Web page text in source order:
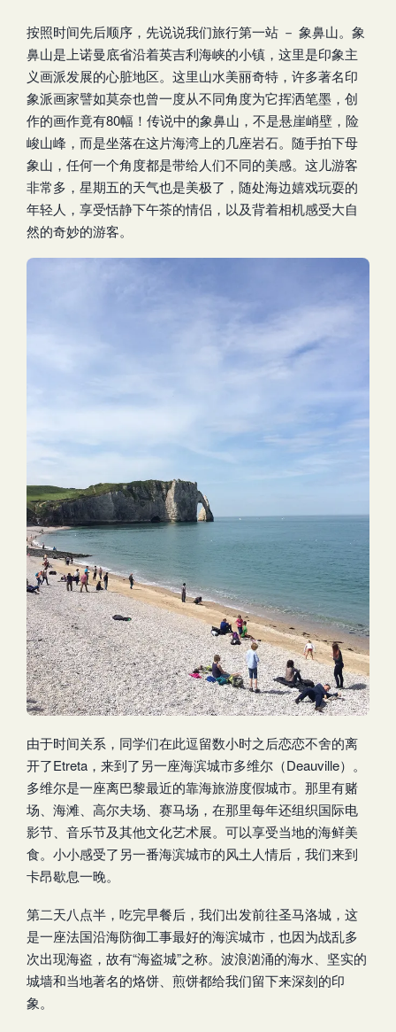
按照时间先后顺序，先说说我们旅行第一站 － 象鼻山。象
鼻山是上诺曼底省沿着英吉利海峡的小镇，这里是印象主
义画派发展的心脏地区。这里山水美丽奇特，许多著名印
象派画家譬如莫奈也曾一度从不同角度为它挥洒笔墨，创
作的画作竟有80幅！传说中的象鼻山，不是悬崖峭壁，险
峻山峰，而是坐落在这片海湾上的几座岩石。随手拍下母
象山，任何一个角度都是带给人们不同的美感。这儿游客
非常多，星期五的天气也是美极了，随处海边嬉戏玩耍的
年轻人，享受恬静下午茶的情侣，以及背着相机感受大自
然的奇妙的游客。
由于时间关系，同学们在此逗留数小时之后恋恋不舍的离
开了Etreta，来到了另一座海滨城市多维尔（Deauville）。
多维尔是一座离巴黎最近的靠海旅游度假城市。那里有赌
场、海滩、高尔夫场、赛马场，在那里每年还组织国际电
影节、音乐节及其他文化艺术展。可以享受当地的海鲜美
食。小小感受了另一番海滨城市的风土人情后，我们来到
卡昂歇息一晚。
第二天八点半，吃完早餐后，我们出发前往圣马洛城，这
是一座法国沿海防御工事最好的海滨城市，也因为战乱多
次出现海盗，故有“海盗城”之称。波浪汹涌的海水、坚实的
城墙和当地著名的烙饼、煎饼都给我们留下来深刻的印
象。